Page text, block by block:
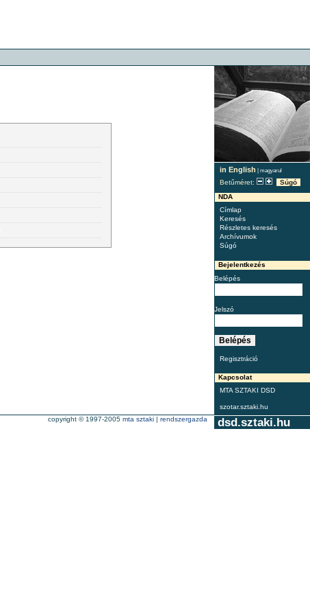
in English | magyarul
Betűméret:
Súgó
NDA
Címlap
Keresés
Részletes keresés
Archívumok
Súgó
Bejelentkezés
Belépés
Jelszó
Regisztráció
Kapcsolat
MTA SZTAKI DSD
szotar.sztaki.hu
dsd.sztaki.hu
copyright © 1997-2005 mta sztaki | rendszergazda